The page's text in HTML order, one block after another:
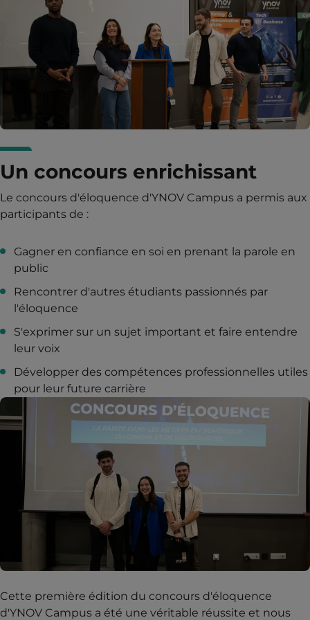
Un concours enrichissant
Le concours d'éloquence d'YNOV Campus a permis aux
participants de :
Gagner en confiance en soi en prenant la parole en
public
Rencontrer d'autres étudiants passionnés par
l'éloquence
S'exprimer sur un sujet important et faire entendre
leur voix
Développer des compétences professionnelles utiles
pour leur future carrière
Cette première édition du concours d'éloquence
d'YNOV Campus a été une véritable réussite et nous